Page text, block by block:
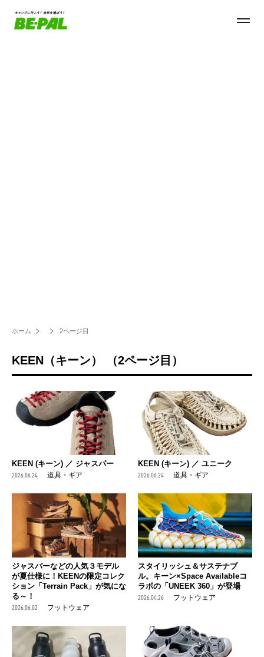
ホーム 2ページ目
KEEN（キーン） （2ページ目）
KEEN (キーン) ／ ジャスパー
2026.06.24 道具・ギア
KEEN (キーン) ／ ユニーク
2026.06.24 道具・ギア
ジャスパーなどの人気３モデル
が夏仕様に！KEENの限定コレク
ション「Terrain Pack」が気にな
る～！
2026.06.02 フットウェア
スタイリッシュ＆サステナブ
ル。キーン×Space Availableコ
ラボの「UNEEK 360」が登場
2026.04.26 フットウェア